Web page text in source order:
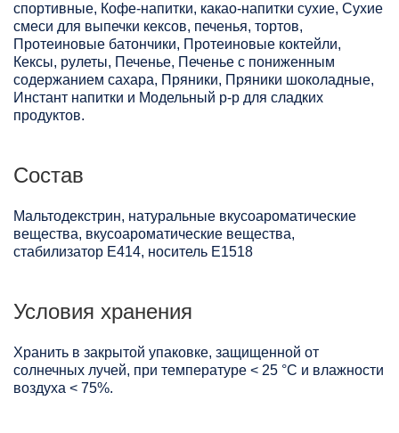
спортивные, Кофе-напитки, какао-напитки сухие, Сухие
смеси для выпечки кексов, печенья, тортов,
Протеиновые батончики, Протеиновые коктейли,
Кексы, рулеты, Печенье, Печенье с пониженным
содержанием сахара, Пряники, Пряники шоколадные,
Инстант напитки и Модельный р-р для сладких
продуктов.
Состав
Мальтодекстрин, натуральные вкусоароматические
вещества, вкусоароматические вещества,
стабилизатор Е414, носитель Е1518
Условия хранения
Хранить в закрытой упаковке, защищенной от
солнечных лучей, при температуре < 25 °C и влажности
воздуха < 75%.